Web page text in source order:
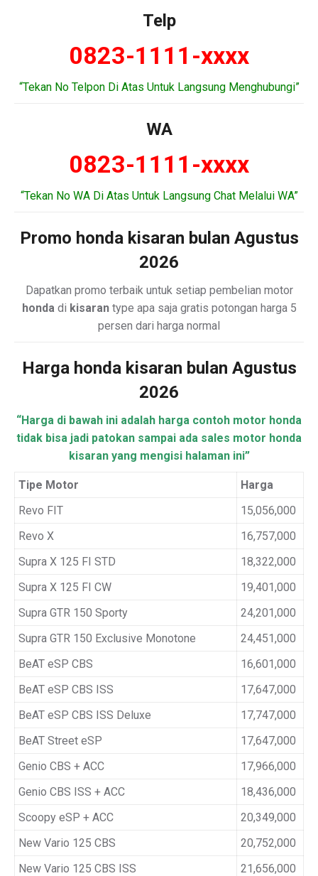
Telp
0823-1111-xxxx
“Tekan No Telpon Di Atas Untuk Langsung Menghubungi”
WA
0823-1111-xxxx
“Tekan No WA Di Atas Untuk Langsung Chat Melalui WA”
Promo honda kisaran bulan Agustus
2026
Dapatkan promo terbaik untuk setiap pembelian motor
hondadi kisarantype apa saja gratis potongan harga 5
persen dari harga normal
Harga honda kisaran bulan Agustus
2026
“Harga di bawah ini adalah harga contoh motor honda
tidak bisa jadi patokan sampai ada sales motor honda
kisaran yang mengisi halaman ini”
Tipe Motor
Harga
Revo FIT
15,056,000
Revo X
16,757,000
Supra X 125 FI STD
18,322,000
Supra X 125 FI CW
19,401,000
Supra GTR 150 Sporty
24,201,000
Supra GTR 150 Exclusive Monotone
24,451,000
BeAT eSP CBS
16,601,000
BeAT eSP CBS ISS
17,647,000
BeAT eSP CBS ISS Deluxe
17,747,000
BeAT Street eSP
17,647,000
Genio CBS + ACC
17,966,000
Genio CBS ISS + ACC
18,436,000
Scoopy eSP + ACC
20,349,000
New Vario 125 CBS
20,752,000
New Vario 125 CBS ISS
21,656,000